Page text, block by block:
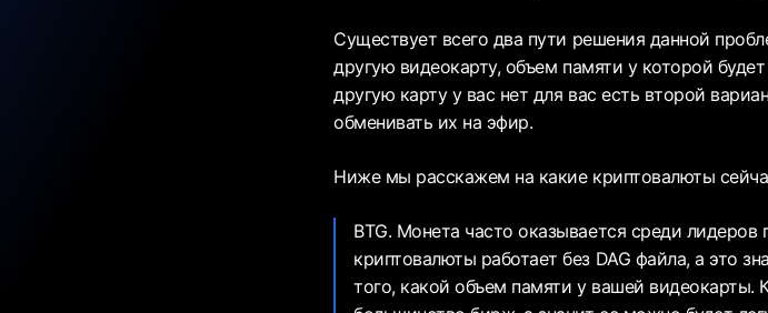
Существует всего два пути решения данной
другую видеокарту, объем памяти у которой
другую карту у вас нет для вас есть второй
обменивать их на эфир.
Ниже мы расскажем на какие криптовалюты
BTG. Монета часто оказывается среди
криптовалюты работает без DAG файла, а это
того, какой объем памяти у вашей